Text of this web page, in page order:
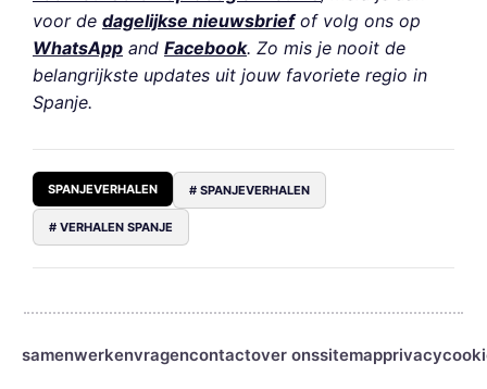
voor de dagelijkse nieuwsbriefof volg ons op
WhatsApp and Facebook. Zo mis je nooit de
belangrijkste updates uit jouw favoriete regio in
Spanje.
SPANJEVERHALEN # SPANJEVERHALEN
# VERHALEN SPANJE
samenwerkenvragencontactover onssitemapprivacy